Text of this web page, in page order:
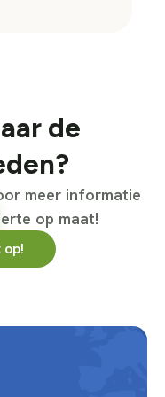
de
meer informatie
op maat!